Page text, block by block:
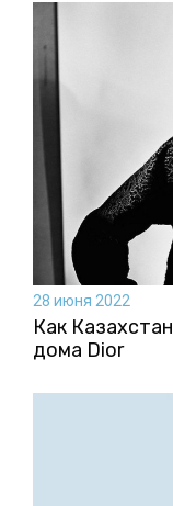
28 июня 2022
Как
дома Dior